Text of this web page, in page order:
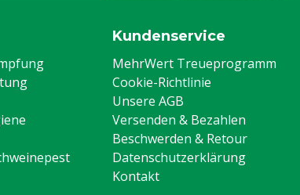
Kundenservice
MehrWert Treueprogramm
Cookie-Richtlinie
Unsere AGB
Versenden & Bezahlen
Beschwerden & Retour
Datenschutzerklärung
Kontakt